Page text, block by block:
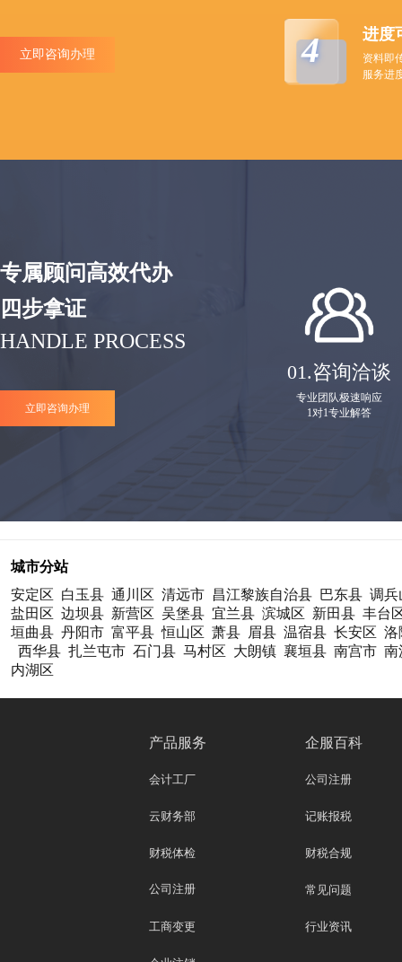
立即咨询办理 4 进度
资料即
服务进
专属顾问高效代办
四步拿证
HANDLE PROCESS
立即咨询办理
01.咨询洽谈
专业团队极速响应
1对1专业解答
城市分站
安定区 白玉县 通川区 清远市 昌江黎族自治县 巴东县 调兵
盐田区 边坝县 新营区 吴堡县 宜兰县 滨城区 新田县 丰台
垣曲县 丹阳市 富平县 恒山区 萧县 眉县 温宿县 长安区 洛
西华县 扎兰屯市 石门县 马村区 大朗镇 襄垣县 南宫市 南
内湖区
产品服务
会计工厂
云财务部
财税体检
公司注册
工商变更
企服百科
公司注册
记账报税
财税合规
常见问题
行业资讯